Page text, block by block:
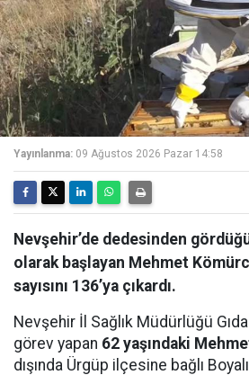
Yayınlanma: 09 Ağustos 2026 Pazar 14:58
Nevşehir’de dedesinden
olarak başlayan Mehmet
sayısını 136’ya çıkardı.
Nevşehir İl Sağlık Müdürlüğü
görev yapan 62 yaşındaki
dışında Ürgüp ilçesine bağlı